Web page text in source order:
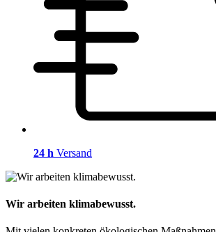
24 h Versand
Wir arbeiten klimabewusst.